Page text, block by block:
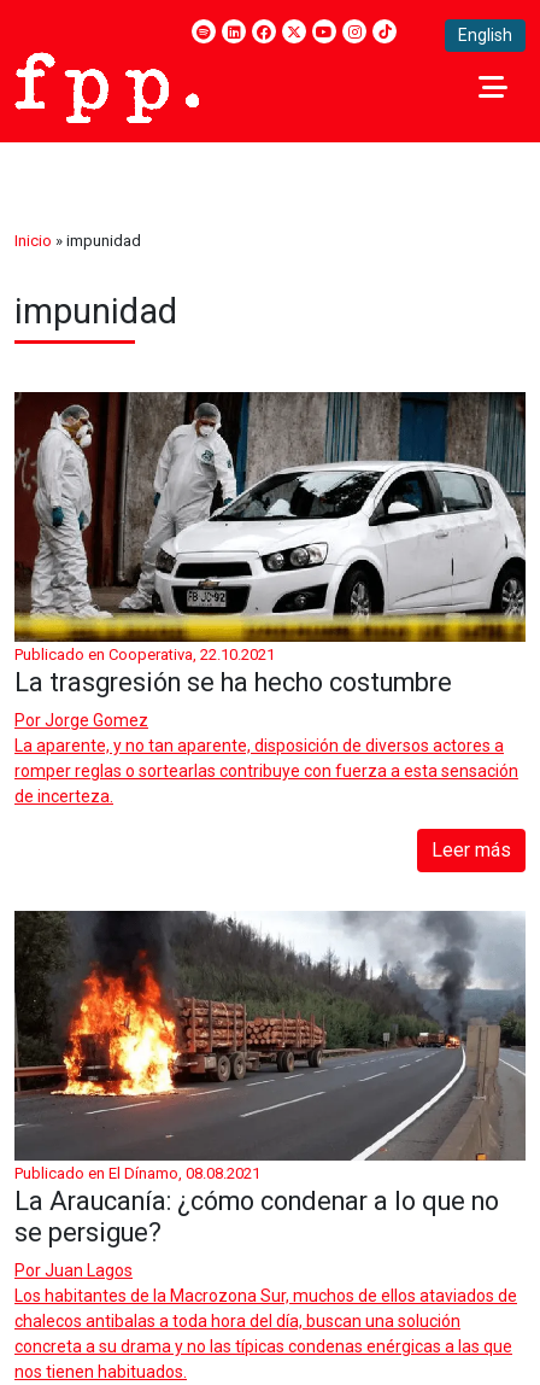
English
Inicio » impunidad
impunidad
Publicado en Cooperativa, 22.10.2021
La trasgresión se ha hecho costumbre
PorJorge Gomez
La aparente, y no tan aparente, disposición de diversos actores a
romper reglas o sortearlas contribuye con fuerza a esta sensación
de incerteza.
Leer más
Publicado en El Dínamo, 08.08.2021
La Araucanía: ¿cómo condenar a lo que no
se persigue?
PorJuan Lagos
Los habitantes de la Macrozona Sur, muchos de ellos ataviados de
chalecos antibalas a toda hora del día, buscan una solución
concreta a su drama y no las típicas condenas enérgicas a las que
nos tienen habituados.